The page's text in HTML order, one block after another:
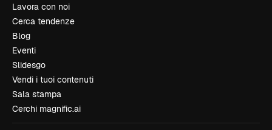
Lavora con noi
Cerca tendenze
Blog
Eventi
Slidesgo
Vendi i tuoi contenuti
Sala stampa
Cerchi magnific.ai